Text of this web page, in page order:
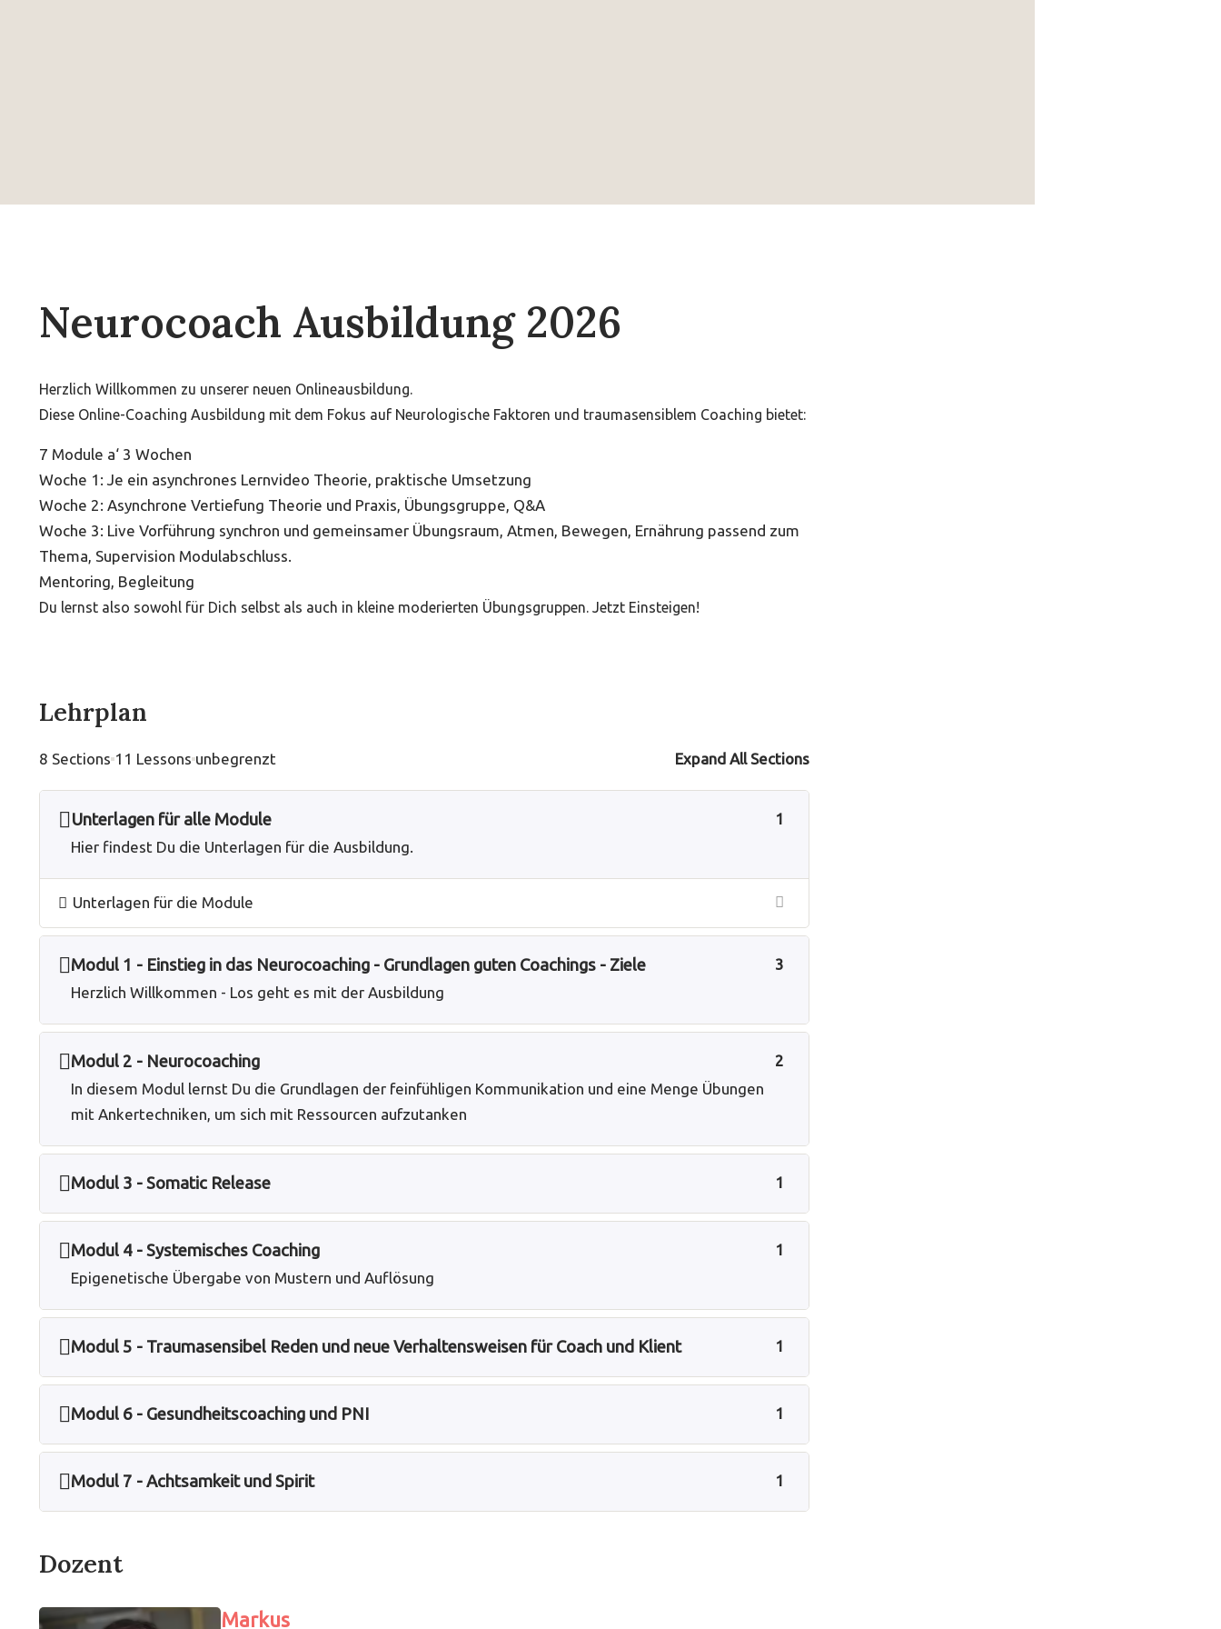
Neurocoach Ausbildung 2026
Herzlich Willkommen zu unserer neuen Onlineausbildung.
Diese Online-Coaching Ausbildung mit dem Fokus auf Neurologische Faktoren und traumasensiblem Coaching bietet:
7 Module a‘ 3 Wochen
Woche 1: Je ein asynchrones Lernvideo Theorie, praktische Umsetzung
Woche 2: Asynchrone Vertiefung Theorie und Praxis, Übungsgruppe, Q&A
Woche 3: Live Vorführung synchron und gemeinsamer Übungsraum, Atmen, Bewegen, Ernährung passend zum
Thema, Supervision Modulabschluss.
Mentoring, Begleitung
Du lernst also sowohl für Dich selbst als auch in kleine moderierten Übungsgruppen. Jetzt Einsteigen!
Lehrplan
8 Sections 11 Lessons unbegrenzt Expand All Sections
Unterlagen für alle Module
Hier findest Du die Unterlagen für die Ausbildung.
1
Unterlagen für die Module
Modul 1 - Einstieg in das Neurocoaching - Grundlagen guten Coachings - Ziele
Herzlich Willkommen - Los geht es mit der Ausbildung
3
Modul 2 - Neurocoaching
In diesem Modul lernst Du die Grundlagen der feinfühligen Kommunikation und eine Menge Übungen
mit Ankertechniken, um sich mit Ressourcen aufzutanken
2
Modul 3 - Somatic Release 1
Modul 4 - Systemisches Coaching
Epigenetische Übergabe von Mustern und Auflösung
1
Modul 5 - Traumasensibel Reden und neue Verhaltensweisen für Coach und Klient 1
Modul 6 - Gesundheitscoaching und PNI 1
Modul 7 - Achtsamkeit und Spirit 1
Dozent
Markus